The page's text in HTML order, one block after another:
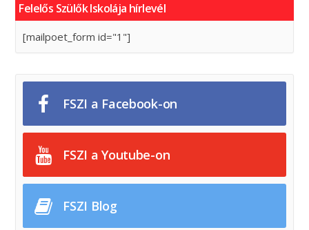
Felelős Szülők Iskolája hírlevél
[mailpoet_form id="1"]
FSZI a Facebook-on
FSZI a Youtube-on
FSZI Blog